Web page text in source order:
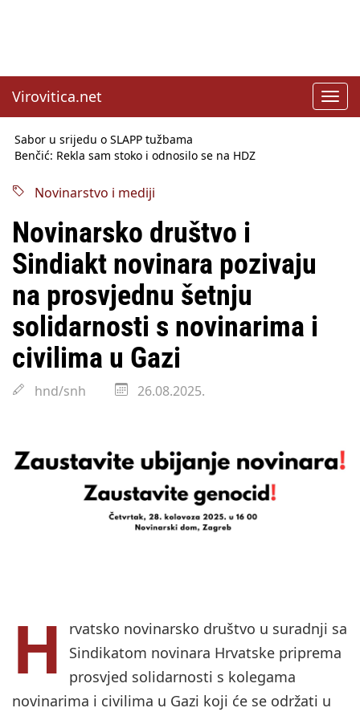
Virovitica.net
Sabor u srijedu o SLAPP tužbama
Benčić: Rekla sam stoko i odnosilo se na HDZ
godine
Sindikati traže zaštitu plaća od inflacije, Ćorić pregovore
najavio za jesen
Državni tajnik Rukavina: Hrvatska ima 3,6 milijuna birača
HŽ Infrastruktura: Nesreće na željezničkim prijelazima
prepolovljene
Državni inspektorat opozvao Barebells pločicu - soft protein
bar Coco Choco
Novinarstvo i mediji
Novinarsko društvo i
Sindiakt novinara pozivaju
na prosvjednu šetnju
solidarnosti s novinarima i
civilima u Gazi
hnd/snh 26.08.2025.
H
rvatsko novinarsko društvo u suradnji sa
Sindikatom novinara Hrvatske priprema
prosvjed solidarnosti s kolegama
novinarima i civilima u Gazi koji će se održati u